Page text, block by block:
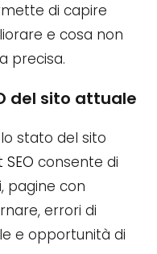
di capire
e cosa non
precisa.
del sito attuale
stato del sito
consente di
pagine con
errori di
e opportunità di